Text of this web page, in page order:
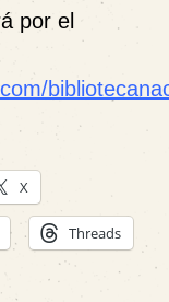
por el
X
Threads